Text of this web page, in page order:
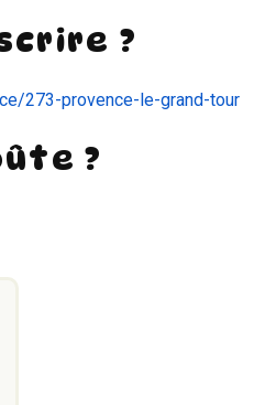
?
273-provence-le-grand-tour
?